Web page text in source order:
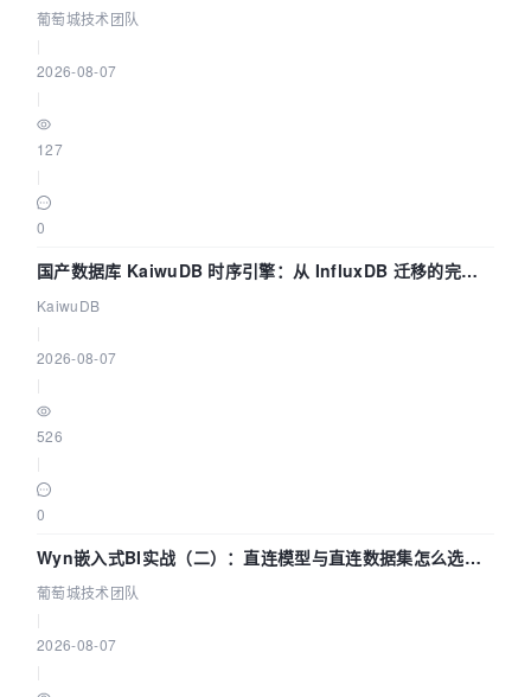
数联动全闭环
葡萄城技术团队
2026-08-07
127
0
国产数据库 KaiwuDB 时序引擎：从 InfluxDB 迁移的完整
技术路径
KaiwuDB
2026-08-07
526
0
Wyn嵌入式BI实战（二）：直连模型与直连数据集怎么选，
参数为什么不生效？| 葡萄城技术团队
葡萄城技术团队
2026-08-07